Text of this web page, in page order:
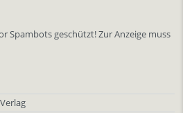
Spambots geschützt! Zur Anzeige muss